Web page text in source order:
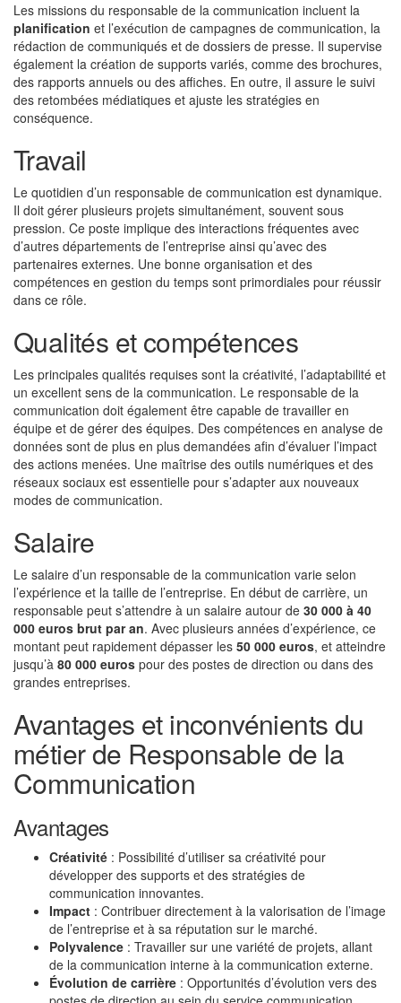
Les missions du responsable de la communication incluent la
planification et l’exécution de campagnes de communication, la
rédaction de communiqués et de dossiers de presse. Il supervise
également la création de supports variés, comme des brochures,
des rapports annuels ou des affiches. En outre, il assure le suivi
des retombées médiatiques et ajuste les stratégies en
conséquence.
Travail
Le quotidien d’un responsable de communication est dynamique.
Il doit gérer plusieurs projets simultanément, souvent sous
pression. Ce poste implique des interactions fréquentes avec
d’autres départements de l’entreprise ainsi qu’avec des
partenaires externes. Une bonne organisation et des
compétences en gestion du temps sont primordiales pour réussir
dans ce rôle.
Qualités et compétences
Les principales qualités requises sont la créativité, l’adaptabilité et
un excellent sens de la communication. Le responsable de la
communication doit également être capable de travailler en
équipe et de gérer des équipes. Des compétences en analyse de
données sont de plus en plus demandées afin d’évaluer l’impact
des actions menées. Une maîtrise des outils numériques et des
réseaux sociaux est essentielle pour s’adapter aux nouveaux
modes de communication.
Salaire
Le salaire d’un responsable de la communication varie selon
l’expérience et la taille de l’entreprise. En début de carrière, un
responsable peut s’attendre à un salaire autour de 30 000 à 40
000 euros brut par an. Avec plusieurs années d’expérience, ce
montant peut rapidement dépasser les 50 000 euros, et atteindre
jusqu’à 80 000 euros pour des postes de direction ou dans des
grandes entreprises.
Avantages et inconvénients du
métier de Responsable de la
Communication
Avantages
Créativité : Possibilité d’utiliser sa créativité pour
développer des supports et des stratégies de
communication innovantes.
Impact : Contribuer directement à la valorisation de l’image
de l’entreprise et à sa réputation sur le marché.
Polyvalence : Travailler sur une variété de projets, allant
de la communication interne à la communication externe.
Évolution de carrière : Opportunités d’évolution vers des